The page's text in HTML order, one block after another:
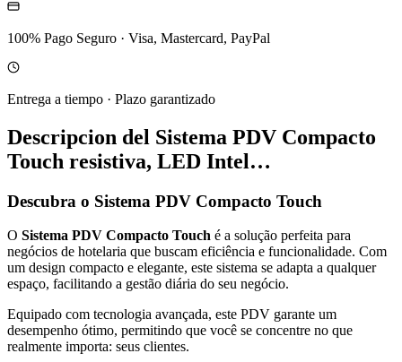
100% Pago Seguro · Visa, Mastercard, PayPal
Entrega a tiempo · Plazo garantizado
Descripcion del Sistema PDV Compacto
Touch resistiva, LED Intel…
Descubra o Sistema PDV Compacto Touch
O Sistema PDV Compacto Touch é a solução perfeita para
negócios de hotelaria que buscam eficiência e funcionalidade. Com
um design compacto e elegante, este sistema se adapta a qualquer
espaço, facilitando a gestão diária do seu negócio.
Equipado com tecnologia avançada, este PDV garante um
desempenho ótimo, permitindo que você se concentre no que
realmente importa: seus clientes.